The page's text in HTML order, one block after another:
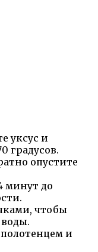
уксус и
градусов.
опустите
минут до
чтобы
воды.
и